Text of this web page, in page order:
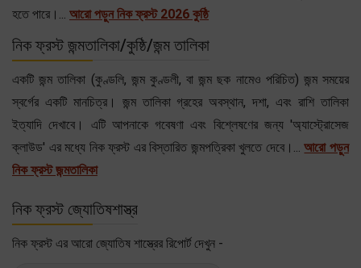
হতে পারে।... আরো পড়ুন নিক ফ্রস্ট 2026 কুষ্ঠি
নিক ফ্রস্ট জন্মতালিকা/কুষ্ঠি/জন্ম তালিকা
একটি জন্ম তালিকা (কুণ্ডলি, জন্ম কুণ্ডলী, বা জন্ম ছক নামেও পরিচিত) জন্ম সময়ের
স্বর্গের একটি মানচিত্র। জন্ম তালিকা গ্রহের অবস্থান, দশা, এবং রাশি তালিকা
ইত্যাদি দেখাবে। এটি আপনাকে গবেষণা এবং বিশ্লেষণের জন্য 'অ্যাস্ট্রোসেজ
ক্লাউড' এর মধ্যে নিক ফ্রস্ট এর বিস্তারিত জন্মপত্রিকা খুলতে দেবে।...আরো পড়ুন
নিক ফ্রস্ট জন্মতালিকা
নিক ফ্রস্ট জ্যোতিষশাস্ত্র
নিক ফ্রস্ট এর আরো জ্যোতিষ শাস্ত্রের রিপোর্ট দেখুন -